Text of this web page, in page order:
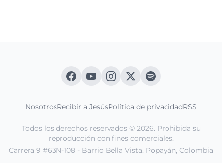
NosotrosRecibir a JesúsPolítica de privacidadRSS
Todos los derechos reservados © 2026. Prohibida su
reproducción con fines comerciales.
Carrera 9 #63N-108 - Barrio Bella Vista. Popayán, Colombia